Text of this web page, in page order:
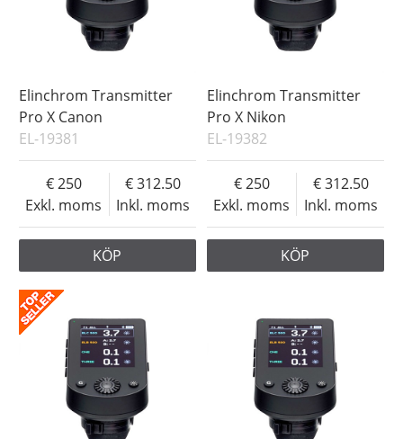
Elinchrom Transmitter
Pro X Canon
EL-19381
Exkl. moms
250
Inkl. moms
312.50
KÖP
Elinchrom Transmitter
Pro X Nikon
EL-19382
Exkl. moms
250
Inkl. moms
312.50
KÖP